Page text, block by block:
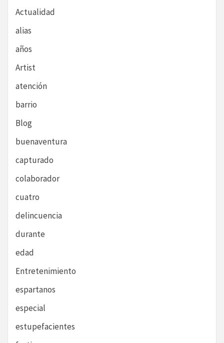
Actualidad
alias
años
Artist
atención
barrio
Blog
buenaventura
capturado
colaborador
cuatro
delincuencia
durante
edad
Entretenimiento
espartanos
especial
estupefacientes